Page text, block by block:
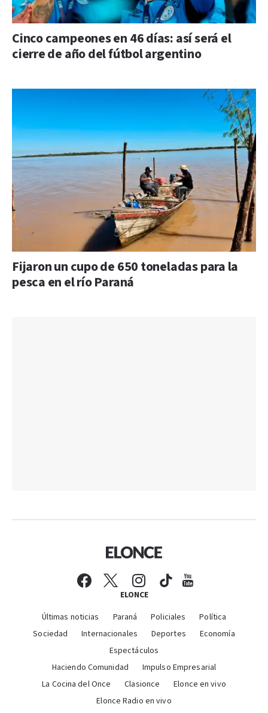
Cinco campeones en 46 días: así será el
cierre de año del fútbol argentino
Fijaron un cupo de 650 toneladas para la
pesca en el río Paraná
ELONCE
Últimas noticias Paraná Policiales
Política
Sociedad
Internacionales Deportes
Economía
Espectáculos
Haciendo Comunidad
Impulso Empresarial
La Cocina del Once
Clasionce
Elonce en vivo
Elonce Radio en vivo